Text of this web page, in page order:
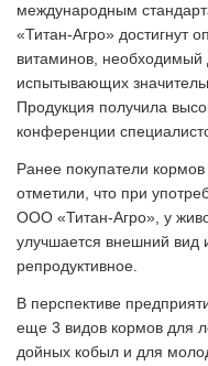
международным
«Титан-Агро» достигнут
витаминов, необходимый
испытывающих
Продукция получила
конференции
Ранее покупатели
отметили, что при
ООО «Титан-Агро», у
улучшается внешний вид
репродуктивное.
В перспективе
еще 3 видов кормов для
дойных кобыл и для